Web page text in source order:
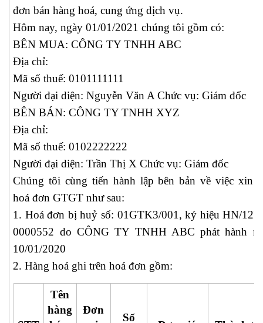
đơn bán hàng hoá, cung ứng dịch vụ.
Hôm nay, ngày 01/01/2021 chúng tôi gồm có:
BÊN MUA: CÔNG TY TNHH ABC
Địa chỉ:
Mã số thuế: 0101111111
Người đại diện: Nguyễn Văn A Chức vụ: Giám đốc
BÊN BÁN: CÔNG TY TNHH XYZ
Địa chỉ:
Mã số thuế: 0102222222
Người đại diện: Trần Thị X Chức vụ: Giám đốc
Chúng tôi cùng tiến hành lập bên bản về việc xin
hoá đơn GTGT như sau:
1. Hoá đơn bị huỷ số: 01GTK3/001, ký hiệu HN/
0000552 do CÔNG TY TNHH ABC phát hành
10/01/2020
2. Hàng hoá ghi trên hoá đơn gồm:
Tên
hàng
Đơn
Số